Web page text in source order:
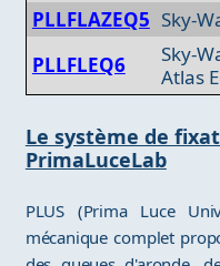
PLLFLAZEQ5 Sky-
PLLFLEQ6
Sky-
Atlas
Le système de
PrimaLuceLab
PLUS (Prima Luce
mécanique complet